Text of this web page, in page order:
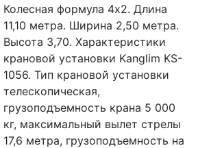
Колесная формула 4х2. Длина
11,10 метра. Ширина 2,50 метра.
Высота 3,70. Характеристики
крановой установки Kanglim KS-
1056. Тип крановой установки
телескопическая,
грузоподъемность крана 5 000
кг, максимальный вылет стрелы
17,6 метра, грузоподъемность на